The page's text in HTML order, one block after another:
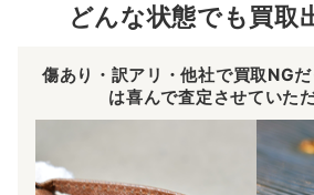
どんな状態でも買取
傷あり・訳アリ・他社で買取NG
は喜んで査定させていた